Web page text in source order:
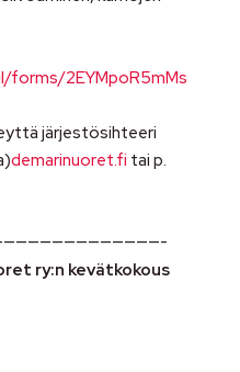
forms/2EYMpoR5mMs
järjestösihteeri
demarinuoret.fi tai p.
ry:n kevätkokous